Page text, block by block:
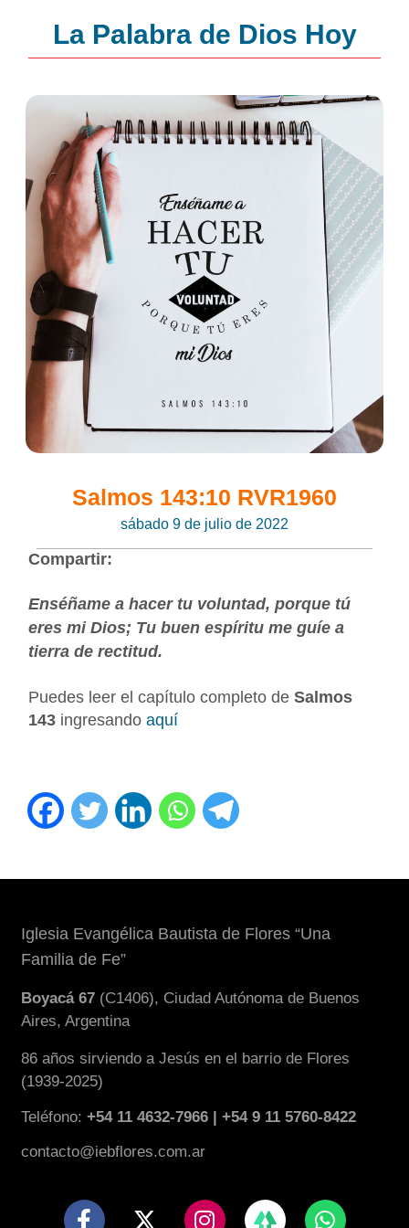
La Palabra de Dios Hoy
Salmos 143:10 RVR1960
sábado 9 de julio de 2022
Compartir:
Enséñame a hacer tu voluntad, porque tú
eres mi Dios; Tu buen espíritu me guíe a
tierra de rectitud.
Puedes leer el capítulo completo deSalmos
143 ingresandoaquí
Iglesia Evangélica Bautista de Flores “Una
Familia de Fe”
Boyacá 67 (C1406), Ciudad Autónoma de Buenos
Aires, Argentina
86 años sirviendo a Jesús en el barrio de Flores
(1939-2025)
Teléfono:+54 11 4632-7966 | +54 9 11 5760-8422
contacto@iebflores.com.ar
F
X
I
W